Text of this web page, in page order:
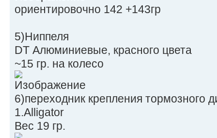
ориентировочно 142 +143гр
5)Ниппеля
DT Алюминиевые, красного цвета
~15 гр. на колесо
6)переходник крепления тормозного
1.Alligator
Вес 19 гр.